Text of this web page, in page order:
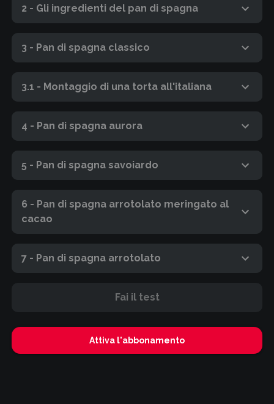
2 - Gli ingredienti del pan di spagna
3 - Pan di spagna classico
3.1 - Montaggio di una torta all'italiana
4 - Pan di spagna aurora
5 - Pan di spagna savoiardo
6 - Pan di spagna arrotolato meringato al
cacao
7 - Pan di spagna arrotolato
Fai il test
Attiva l'abbonamento